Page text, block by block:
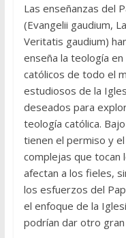
Las enseñanzas del
(Evangelii gaudium,
Veritatis gaudium)
enseña la teología
católicos de todo el
estudiosos de la
deseados para
teología católica.
tienen el permiso y
complejas que tocan
afectan a los fieles,
los esfuerzos del
el enfoque de la
podrían dar otro